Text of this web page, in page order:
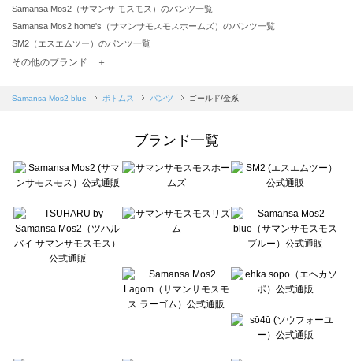
Samansa Mos2（サマンサ モスモス）のパンツ一覧
Samansa Mos2 home's（サマンサモスモスホームズ）のパンツ一覧
SM2（エスエムツー）のパンツ一覧
TSUHARU by Samansa Mos2（ツハルバイサマンサモスモス）のパンツ一覧
Samansa Mos2 blue（サマンサモスモス ブルー）のパンツ一覧
sō4ū（ソウフォーユー）のパンツ一覧
Te chichi（テチチ）のパンツ一覧
Te chichi CLASSIC（テチチ クラシック）のパンツ一覧
Lugnoncure（ルノンキュール）のパンツ一覧
BETTY'S BLUE（べティーズブルー）のパンツ一覧
Wpc.（ワールドパーティー）のパンツ一覧
その他のブランド ＋
Samansa Mos2 blue ボトムス パンツ ゴールド/金系
ブランド一覧